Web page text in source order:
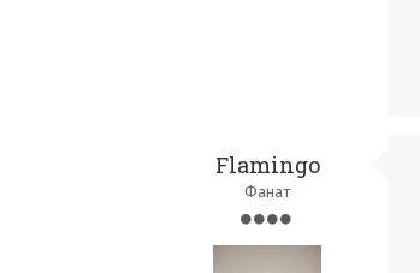
Flamingo
Фанат